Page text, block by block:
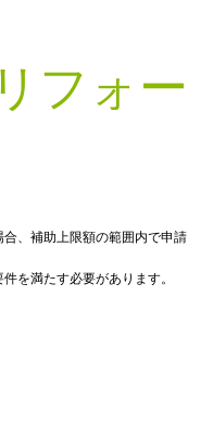
フォー
、補助上限額の範囲内で申請
を満たす必要があります。